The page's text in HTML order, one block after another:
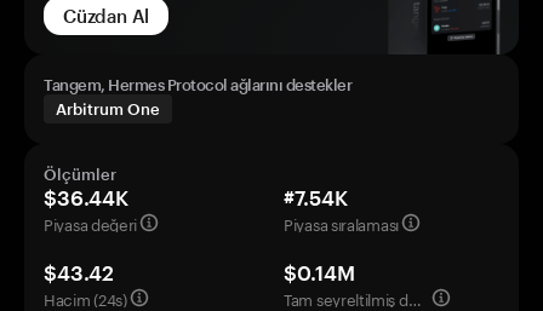
Cüzdan Al
Tangem, Hermes Protocol ağlarını destekler
Arbitrum One
Ölçümler
$36.44K
Piyasa değeri
#7.54K
Piyasa sıralaması
$43.42
Hacim (24s)
$0.14M
Tam seyreltilmiş değerleme